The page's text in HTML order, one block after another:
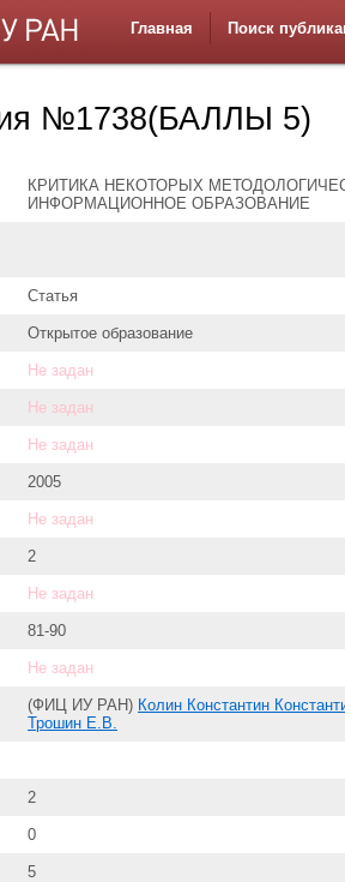
Главная Поиск
№1738(БАЛЛЫ 5)
КРИТИКА НЕКОТОРЫХ
ИНФОРМАЦИОННОЕ ОБРАЗОВАНИЕ
Статья
Открытое образование
Не задан
Не задан
Не задан
2005
Не задан
2
Не задан
81-90
Не задан
(ФИЦ ИУ РАН) Колин Константин
Трошин Е.В.
2
0
5